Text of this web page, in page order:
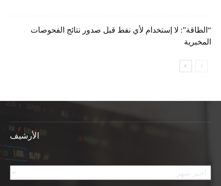
“الطاقة”: لا إستخدام لأي نفط قبل صدور نتائج الفحوصات
المخبرية
الأرشيف
الأرشيف